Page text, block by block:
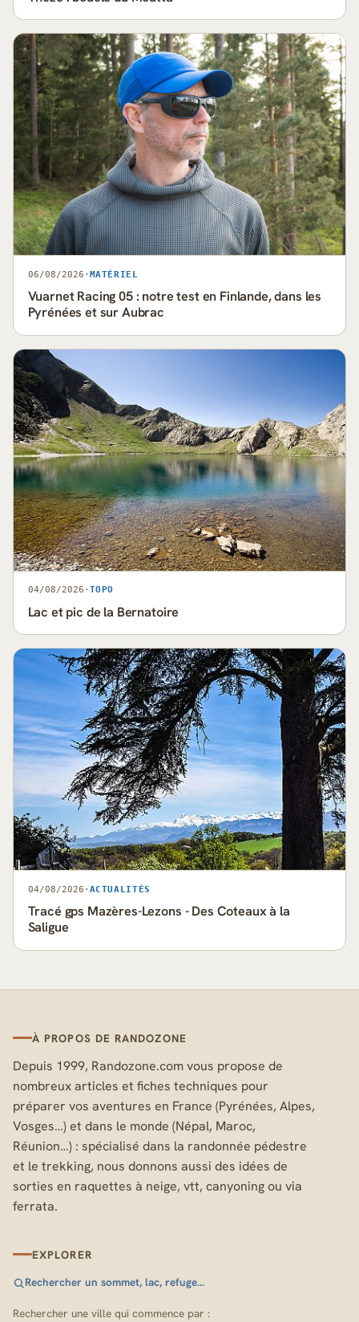
06/08/2026 · MATÉRIEL
Vuarnet Racing 05 : notre test en Finlande, dans les
Pyrénées et sur Aubrac
04/08/2026 · TOPO
Lac et pic de la Bernatoire
04/08/2026 · ACTUALITÉS
Tracé gps Mazères-Lezons - Des Coteaux à la
Saligue
À PROPOS DE RANDOZONE
Depuis 1999, Randozone.com vous propose de
nombreux articles et fiches techniques pour
préparer vos aventures en France (Pyrénées, Alpes,
Vosges…) et dans le monde (Népal, Maroc,
Réunion…) : spécialisé dans la randonnée pédestre
et le trekking, nous donnons aussi des idées de
sorties en raquettes à neige, vtt, canyoning ou via
ferrata.
EXPLORER
Rechercher un sommet, lac, refuge…
Rechercher une ville qui commence par :